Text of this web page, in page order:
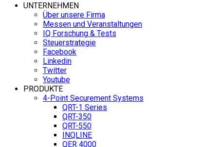
UNTERNEHMEN
Über unsere Firma
Messen und Veranstaltungen
IQ Forschung & Tests
Steuerstrategie
Facebook
Linkedin
Twitter
Youtube
PRODUKTE
4-Point Securement Systems
QRT-1 Series
QRT-350
QRT-550
INQLINE
QER 4000